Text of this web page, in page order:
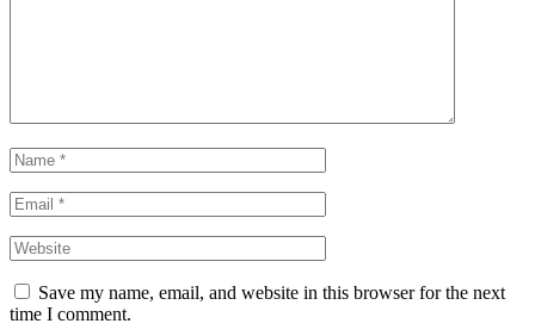
Save my name, email, and website in this browser for the next
time I comment.